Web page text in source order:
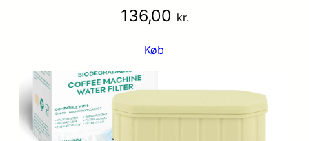
136,00 kr.
Køb